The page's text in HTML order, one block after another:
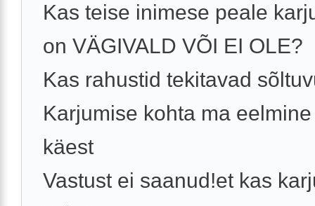
Kas teise inimese peale
on VÄGIVALD VÕI EI OLE?
Kas rahustid tekitavad
Karjumise kohta ma
käest
Vastust ei saanud!et kas